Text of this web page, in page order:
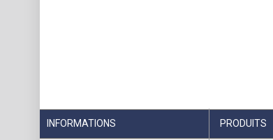
INFORMATIONS PRODUITS